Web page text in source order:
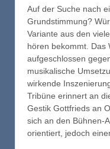
Auf der Suche nach
Grundstimmung?
Variante aus den
hören bekommt. Das
aufgeschlossen
musikalische
wirkende
Tribüne erinnert an
Gestik Gottfrieds an
sich an den Bühnen-
orientiert, jedoch